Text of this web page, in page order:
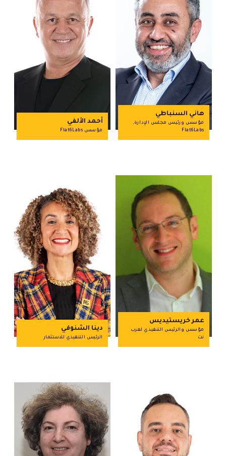
هاني السنباطي
مؤسس ورئيس مجلس الإدارة,
Flat6Labs
أحمد الألفي
مؤسس Flat6Labs
عمر خريستيديس
مؤسس والرئيس التنفيذي لعرب
نت
دينا الشنوفي
الرئيس التنفيذي للاستثمار